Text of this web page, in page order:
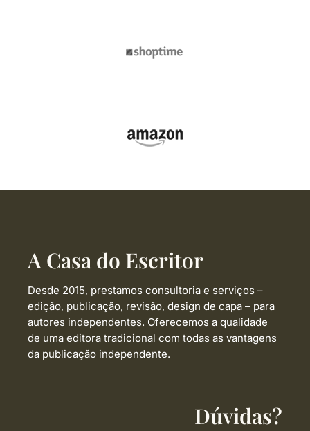
A Casa do Escritor
Desde 2015, prestamos consultoria e serviços –
edição, publicação, revisão, design de capa – para
autores independentes. Oferecemos a qualidade
de uma editora tradicional com todas as vantagens
da publicação independente.
Dúvidas?